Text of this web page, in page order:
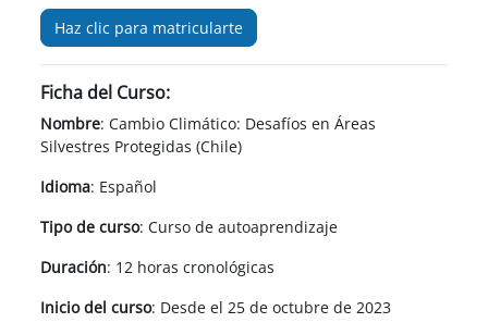
Haz clic para matricularte
Ficha del Curso:
Nombre: Cambio Climático: Desafíos en Áreas
Silvestres Protegidas (Chile)
Idioma: Español
Tipo de curso: Curso de autoaprendizaje
Duración: 12 horas cronológicas
Inicio del curso: Desde el 25 de octubre de 2023